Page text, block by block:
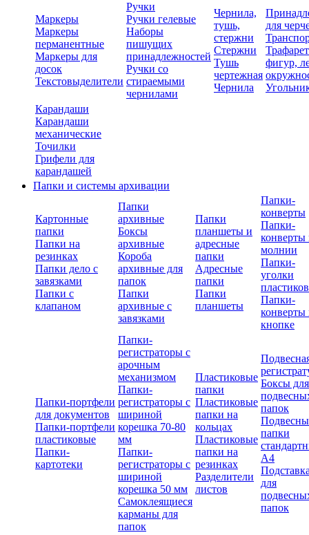
Маркеры
Маркеры
перманентные
Маркеры для
досок
Текстовыделители
Ручки
Ручки гелевые
Наборы
пишущих
принадлежностей
Ручки со
стираемыми
чернилами
Чернила,
тушь,
стержни
Стержни
Тушь
чертежная
Чернила
для
фигур,
Карандаши
Карандаши
механические
Точилки
Грифели для
карандашей
Папки и системы архивации
Картонные
папки
Папки на
резинках
Папки дело с
завязками
Папки с
клапаном
Папки
архивные
Боксы
архивные
Короба
архивные для
папок
Папки
архивные с
завязками
Папки
планшеты и
адресные
папки
Адресные
папки
Папки
планшеты
Папки-
конверты
Папки-
конверты
молнии
Папки-
уголки
Папки-
конверты
кнопке
Папки-портфели
для документов
Папки-портфели
пластиковые
Папки-
картотеки
Папки-
регистраторы с
арочным
механизмом
Папки-
регистраторы с
шириной
корешка 70-80
мм
Папки-
регистраторы с
шириной
корешка 50 мм
Самоклеящиеся
карманы для
папок
Пластиковые
папки
Пластиковые
папки на
кольцах
Пластиковые
папки на
резинках
Разделители
листов
Боксы для
папок
папки
А4
для
папок